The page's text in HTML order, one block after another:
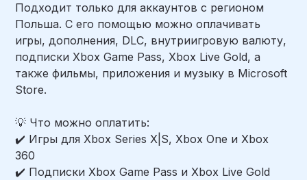
Подходит только для аккаунтов с регионом
Польша. С его помощью можно оплачивать
игры, дополнения, DLC, внутриигровую валюту,
подписки Xbox Game Pass, Xbox Live Gold, а
также фильмы, приложения и музыку в Microsoft
Store.
💡 Что можно оплатить:
✔️ Игры для Xbox Series X|S, Xbox One и Xbox
360
✔️ Подписки Xbox Game Pass и Xbox Live Gold